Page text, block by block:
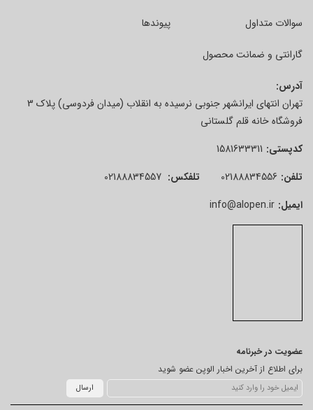
سوالات متداول
گارانتی و ضمانت محصول
پیوندها
آدرس:
تهران انتهای ایرانشهر جنوبی نرسیده به انقلاب (میدان فردوسی) پلاک 3
فروشگاه خانه قلم گلستانی
کدپستی: 1581633311
تلفن: 02188834556 تلفکس: 02188834557
ایمیل: info@alopen.ir
عضویت در خبرنامه
برای اطلاع از آخرین اخبار الوپن عضو شوید